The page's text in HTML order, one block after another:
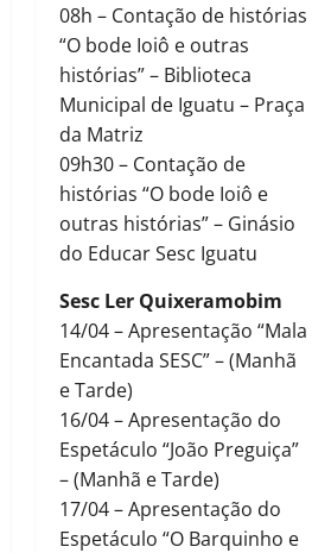
08h – Contação de histórias
“O bode Ioiô e outras
histórias” – Biblioteca
Municipal de Iguatu – Praça
da Matriz
09h30 – Contação de
histórias “O bode Ioiô e
outras histórias” – Ginásio
do Educar Sesc Iguatu
Sesc Ler Quixeramobim
14/04 – Apresentação “Mala
Encantada SESC” – (Manhã
e Tarde)
16/04 – Apresentação do
Espetáculo “João Preguiça”
– (Manhã e Tarde)
17/04 – Apresentação do
Espetáculo “O Barquinho e